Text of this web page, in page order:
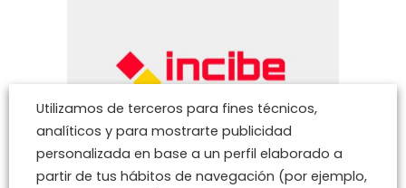
Utilizamos de terceros para fines técnicos,
analíticos y para mostrarte publicidad
personalizada en base a un perfil elaborado a
partir de tus hábitos de navegación (por ejemplo,